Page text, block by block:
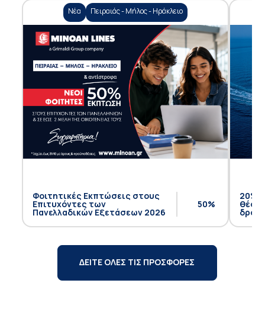
Νέα Πειραιάς - Μήλος - Ηράκλειο
Φοιτητικές Εκπτώσεις στους
Επιτυχόντες των
Πανελλαδικών Εξετάσεων 2026
50%
20%
θέση
ΔΕΙΤΕ ΟΛΕΣ ΤΙΣ ΠΡΟΣΦΟΡΕΣ